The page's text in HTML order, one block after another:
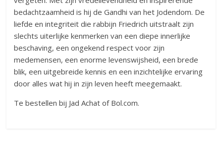
bedachtzaamheid is hij de Gandhi van het Jodendom. De
liefde en integriteit die rabbijn Friedrich uitstraalt zijn
slechts uiterlijke kenmerken van een diepe innerlijke
beschaving, een ongekend respect voor zijn
medemensen, een enorme levenswijsheid, een brede
blik, een uitgebreide kennis en een inzichtelijke ervaring
door alles wat hij in zijn leven heeft meegemaakt.
Te bestellen bij Jad Achat of Bol.com.